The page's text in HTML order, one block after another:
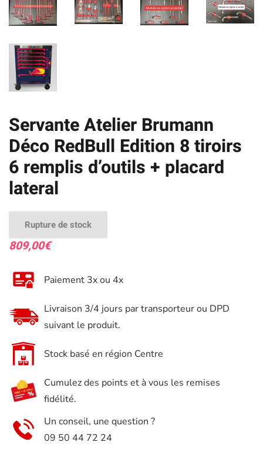
Servante Atelier Brumann
Déco RedBull Edition 8 tiroirs
6 remplis d’outils + placard
lateral
Rupture de stock
809,00€
Paiement 3x ou 4x
Livraison 3/4 jours par transporteur ou DPD
suivant le produit.
Stock basé en région Centre
Cumulez des points et à vous les remises
fidélité.
Un conseil, une question ?
09 50 44 72 24